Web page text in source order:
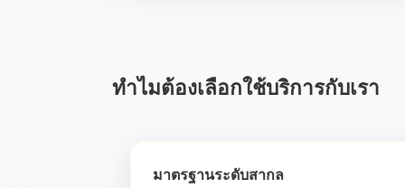
ทำไมต้องเลือกใช้บริการกับเรา
มาตรฐานระดับสากล